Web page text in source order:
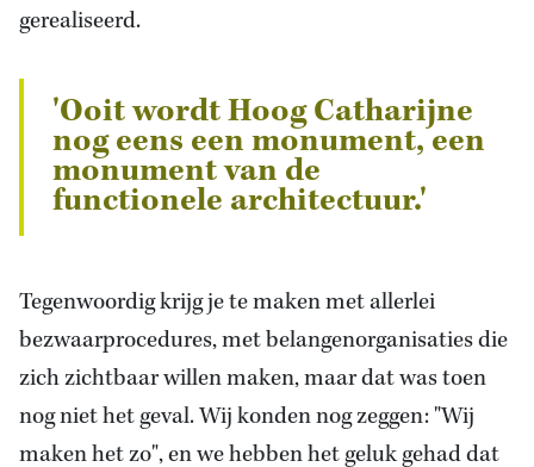
gerealiseerd.
'Ooit wordt Hoog Catharijne
nog eens een monument, een
monument van de
functionele architectuur.'
Tegenwoordig krijg je te maken met allerlei
bezwaarprocedures, met belangenorganisaties die
zich zichtbaar willen maken, maar dat was toen
nog niet het geval. Wij konden nog zeggen: "Wij
maken het zo", en we hebben het geluk gehad dat